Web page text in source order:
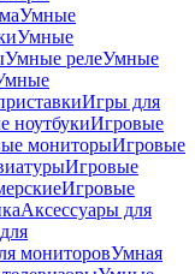
Умные
Умные
Умные релеУмные
Игры для
ноутбукиИгровые
мониторыИгровые
Игровые
Игровые
Аксессуары для
мониторовУмная